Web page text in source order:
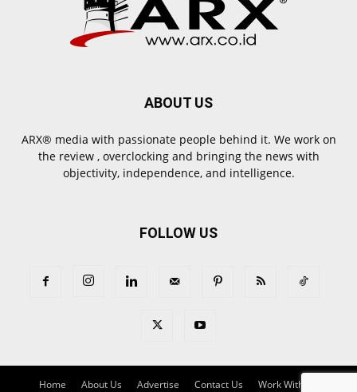
ABOUT US
ARX® media with passionate people behind it. We work on
the review , overclocking and bringing the news with
objectivity, independence, and intelligence.
FOLLOW US
Home About Us Advertise Contact Us Work With Us